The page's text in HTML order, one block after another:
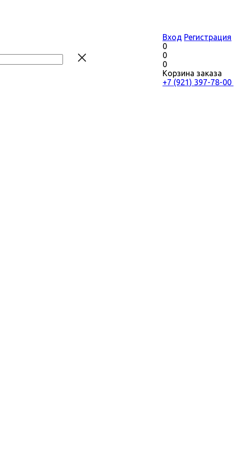
Вход Регистрация
0
0
0
Корзина заказа
+7 (921) 397-78-00